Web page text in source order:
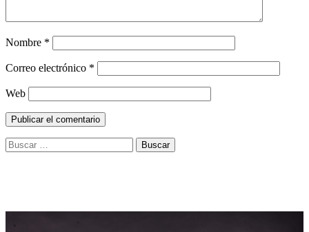
Nombre *
Correo electrónico *
Web
Buscar: